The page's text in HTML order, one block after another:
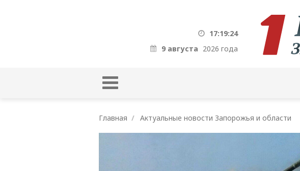
17:19:26
9 августа 2026 года
Главная Актуальные новости Запорожья и области